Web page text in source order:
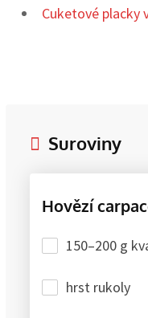
Cuketové placky
Suroviny
Hovězí
150–200 g
hrst rukoly